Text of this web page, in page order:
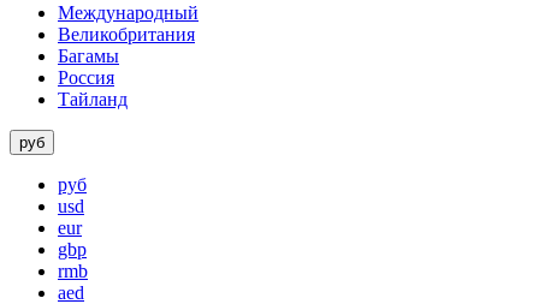
Международный
Великобритания
Багамы
Россия
Тайланд
руб
руб
usd
eur
gbp
rmb
aed